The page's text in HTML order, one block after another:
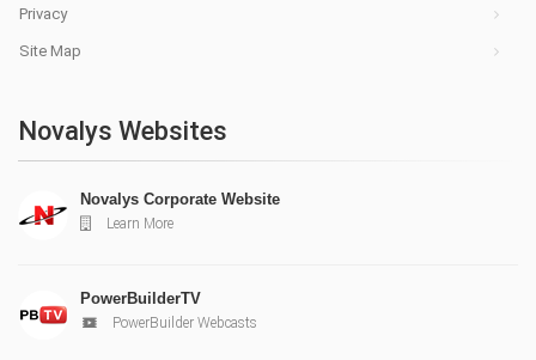
Privacy
Site Map
Novalys Websites
Novalys Corporate Website
Learn More
PowerBuilderTV
PowerBuilder Webcasts